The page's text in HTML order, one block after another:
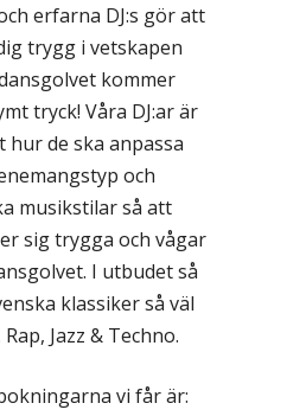
erfarna DJ:s gör att
trygg i vetskapen
kommer
tryck! Våra DJ:ar är
hur de ska anpassa
och
musikstilar så att
sig trygga och vågar
I utbudet så
klassiker så väl
Jazz & Techno.
vi får är: